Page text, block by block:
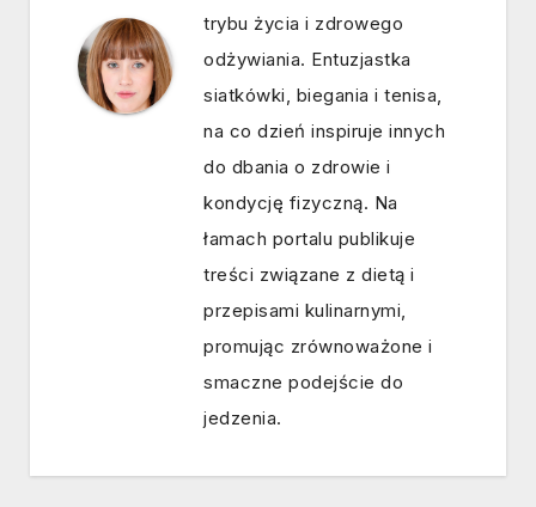
trybu życia i zdrowego
odżywiania. Entuzjastka
siatkówki, biegania i tenisa,
na co dzień inspiruje innych
do dbania o zdrowie i
kondycję fizyczną. Na
łamach portalu publikuje
treści związane z dietą i
przepisami kulinarnymi,
promując zrównoważone i
smaczne podejście do
jedzenia.